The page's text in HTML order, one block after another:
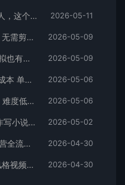
2026年AI一键生成，动漫转真人，这个月靠这个AI赚了2W+ 2026-05-11
最新AI一键生成影视解说视频，无需剪辑3分钟1条，条条爆款，多平台变现日入2000+ 2026-05-09
2026最新多多虚拟0.01玩法虚拟也有新门路轻松日入2500! 2026-05-09
手机壁纸赚钱秘籍！AI 绘画 0 成本 单店狂销 3.8 万单 2026-05-06
公众号流量主之拍照技巧赛道，难度低+流量大，起号第一篇就爆了10w阅读！ 2026-05-06
26年最新风口项目，AI工具创作写小说，轻松实现日入1000+ 2026-05-02
公众号流量主变现从0-1系统运营全流程讲解！ 2026-04-30
最新：视频号AI一键生成武侠风格视频，狂撸视频号分成收益，学完轻松日入1000+ 2026-04-30